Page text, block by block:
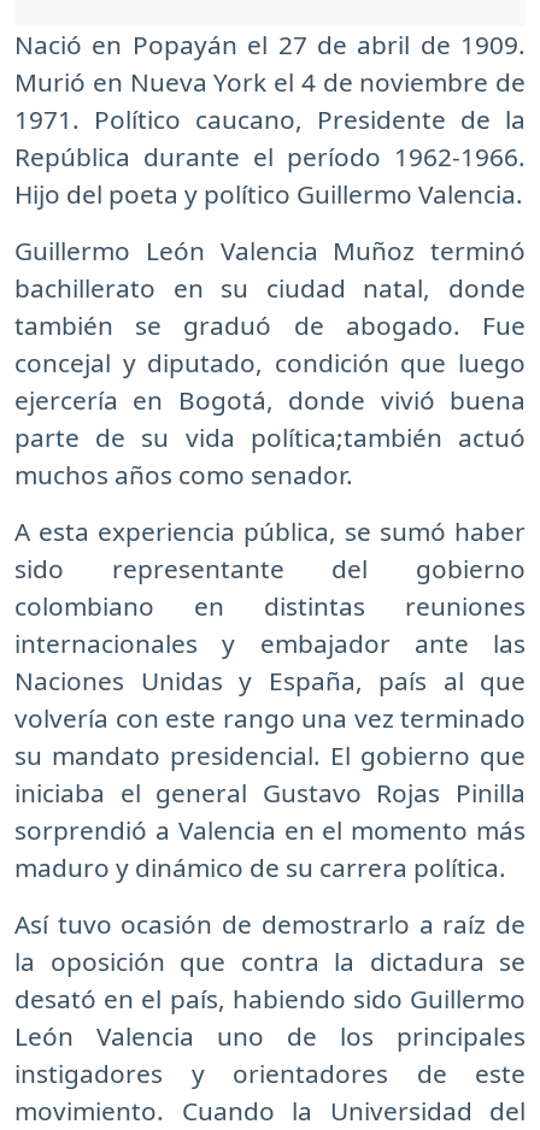
Nació en Popayán el 27 de abril de 1909.
Murió en Nueva York el 4 de noviembre de
1971. Político caucano, Presidente de la
República durante el período 1962-1966.
Hijo del poeta y político Guillermo Valencia.
Guillermo León Valencia Muñoz terminó
bachillerato en su ciudad natal, donde
también se graduó de abogado. Fue
concejal y diputado, condición que luego
ejercería en Bogotá, donde vivió buena
parte de su vida política;también actuó
muchos años como senador.
A esta experiencia pública, se sumó haber
sido representante del gobierno
colombiano en distintas reuniones
internacionales y embajador ante las
Naciones Unidas y España, país al que
volvería con este rango una vez terminado
su mandato presidencial. El gobierno que
iniciaba el general Gustavo Rojas Pinilla
sorprendió a Valencia en el momento más
maduro y dinámico de su carrera política.
Así tuvo ocasión de demostrarlo a raíz de
la oposición que contra la dictadura se
desató en el país, habiendo sido Guillermo
León Valencia uno de los principales
instigadores y orientadores de este
movimiento. Cuando la Universidad del